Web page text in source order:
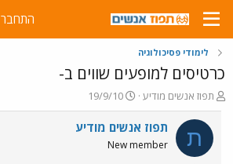
התחבר
לימודי פסיכולוגיה
כרטיסים למופעים שווים ב-
פ
ו
ת
ח
ה
תפוז אנשים מודיע
פ
ו
ר
ם
19/9/10
ת תפוז אנשים מודיע
New member